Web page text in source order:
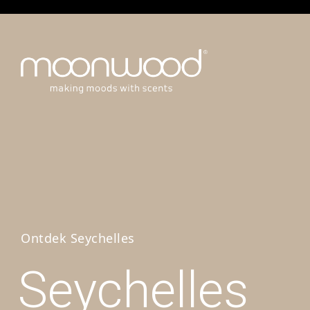
Ontdek Seychelles
Seychelles